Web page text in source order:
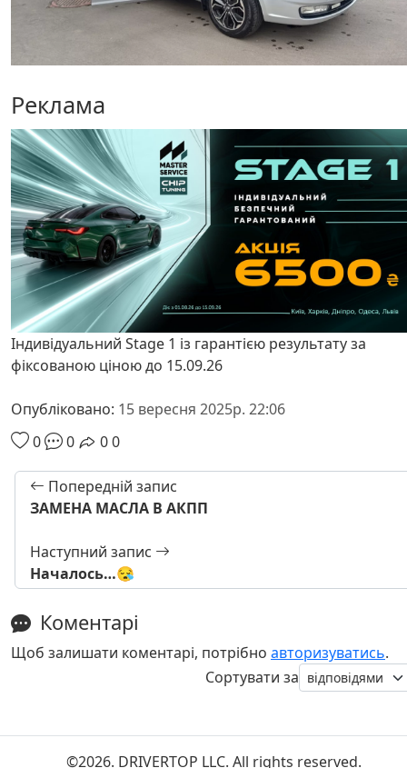
Реклама
Індивідуальний Stage 1 із гарантією результату за
фіксованою ціною до 15.09.26
Опубліковано: 15 вересня 2025р. 22:06
0
0 00
Попередній запис
ЗАМЕНА МАСЛА В АКПП
Наступний запис
Началось…😪
Коментарі
Щоб залишати коментарі, потрібно авторизуватись.
Сортувати за
©2026. DRIVERTOP LLC. All rights reserved.